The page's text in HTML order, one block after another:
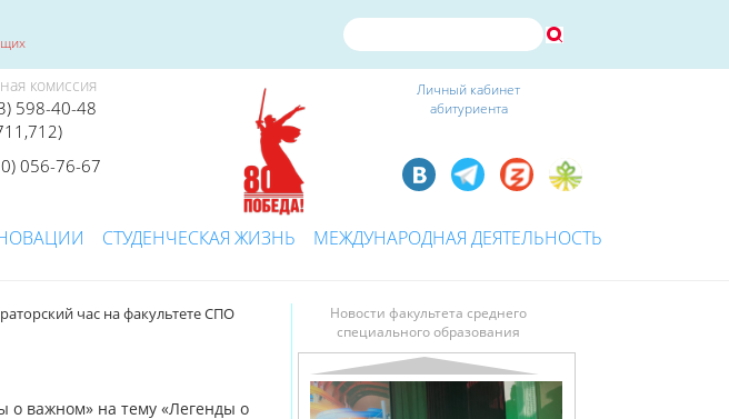
комиссия
598-40-48
056-76-67
Личный кабинет
абитуриента
СТУДЕНЧЕСКАЯ ЖИЗНЬ МЕЖДУНАРОДНАЯ ДЕЯТЕЛЬНОСТЬ
час на факультете СПО
о важном» на тему «Легенды о
Новости факультета среднего
специального образования